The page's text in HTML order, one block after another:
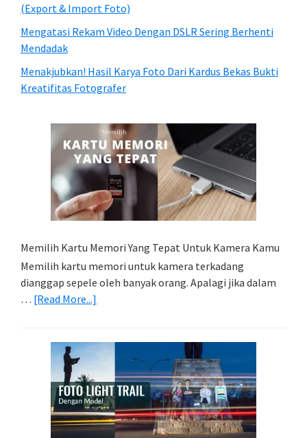
(Export & Import Foto)
Mengatasi Rekam Video Dengan DSLR Sering Berhenti
Mendadak
Menakjubkan! Hasil Karya Foto Dari Kardus Bekas Bukti
Kreatifitas Fotografer
Memilih Kartu Memori Yang Tepat Untuk Kamera Kamu
Memilih kartu memori untuk kamera terkadang
dianggap sepele oleh banyak orang. Apalagi jika dalam
… [Read More...]
Memori
Tepat
Untuk
Kamera
Kamu